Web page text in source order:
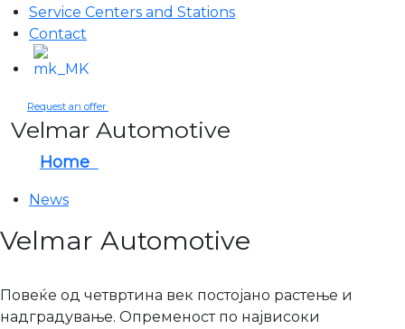
Service Centers and Stations
Contact
Request an offer
Velmar Automotive
Home
News
Velmar Automotive
Повеќе од четвртина век постојано растење и
надградување. Опременост по највисоки